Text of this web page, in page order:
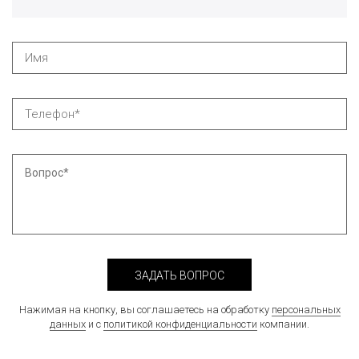
ЗАДАТЬ ВОПРОС
Нажимая на кнопку, вы соглашаетесь на обработку персональных
данных и с политикой конфиденциальности компании.